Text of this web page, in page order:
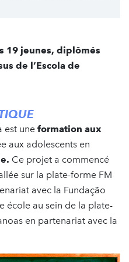
19 jeunes, diplômés
de l’Escola de
est une formation aux
aux adolescents en
Ce projet a commencé
sur la plate-forme FM
avec la Fundação
école au sein de la plate-
en partenariat avec la